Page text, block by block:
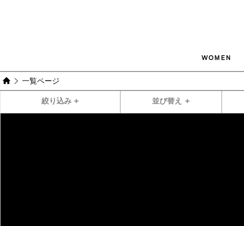
WOMEN
一覧ページ
絞り込み + 並び替え